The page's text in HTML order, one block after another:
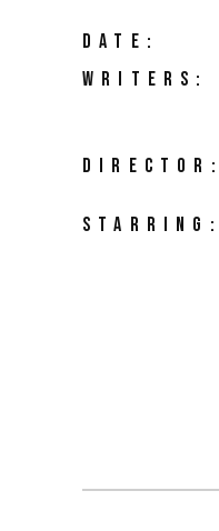
DATE:
WRITERS:
DIRECTOR:
STARRING: